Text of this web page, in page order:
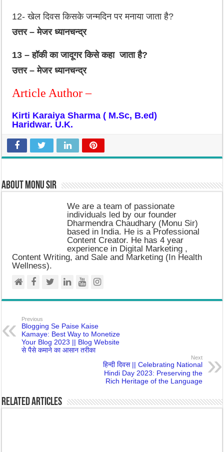
12- खेल दिवस किसके जन्मदिन पर मनाया जाता है?
उत्तर – मेजर ध्यानचन्द्र
13 – हॉकी का जादूगर किसे कहा जाता है?
उत्तर – मेजर ध्यानचन्द्र
Article Author –
Kirti Karaiya Sharma ( M.Sc, B.ed)
Haridwar. U.K.
About Monu Sir
We are a team of passionate
individuals led by our founder
Dharmendra Chaudhary (Monu Sir)
based in India. He is a Professional
Content Creator. He has 4 year
experience in Digital Marketing ,
Content Writing, and Sale and Marketing (In Health
Wellness).
Previous
Blogging Se Paise Kaise
Kamaye: Best Way to Monetize
Your Blog 2023 || Blog Website
से पैसे कमाने का आसान तरीका
Next
हिन्दी दिवस || Celebrating National
Hindi Day 2023: Preserving the
Rich Heritage of the Language
Related Articles